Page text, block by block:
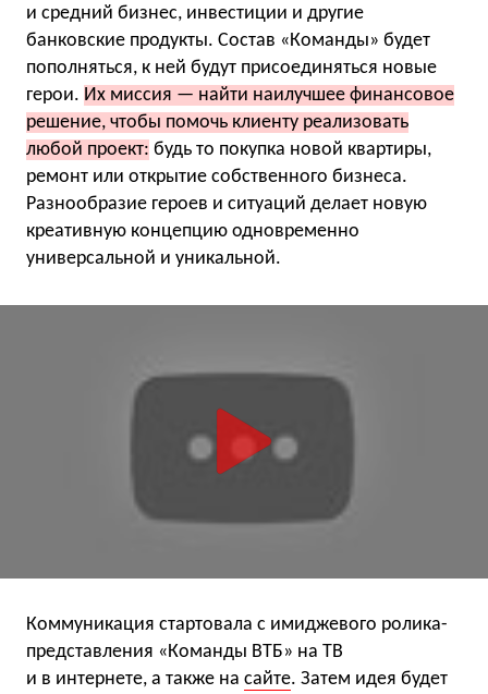
и средний бизнес, инвестиции и другие
банковские продукты. Состав «Команды» будет
пополняться, к ней будут присоединяться новые
герои. Их миссия — найти наилучшее финансовое
решение, чтобы помочь клиенту реализовать
любой проект: будь то покупка новой квартиры,
ремонт или открытие собственного бизнеса.
Разнообразие героев и ситуаций делает новую
креативную концепцию одновременно
универсальной и уникальной.
Коммуникация стартовала с имиджевого ролика-
представления «Команды ВТБ» на ТВ
и в интернете, а также на сайте. Затем идея будет